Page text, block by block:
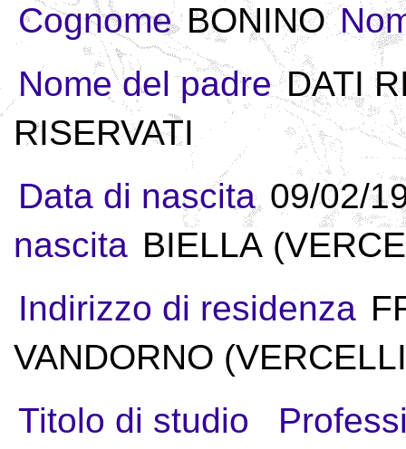
Cognome BONINO
Nome del padre DATI
RISERVATI
Data di nascita 09/02/
nascita BIELLA
Indirizzo di residenza
VANDORNO
Titolo di studio